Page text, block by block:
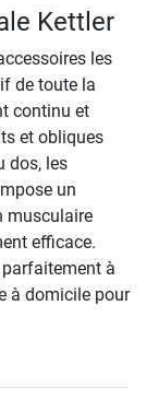
Kettler
les
de toute la
continu et
et obliques
dos, les
un
musculaire
efficace.
parfaitement à
à domicile pour